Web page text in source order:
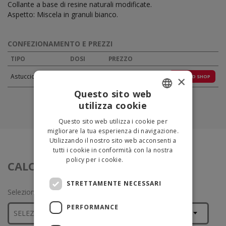
Collante a base di resine naturali modificate.
Aspetto: Miscela in granuli bianco.
CONFEZIONAMENTO E PREZZI
TIPO DOSI PREZZO
Astuccio VAI ALLO SHOP
CALCOLA IL QUANTITATIVO
Seleziona il tipo di superficie e inserisci i mq
ENGLISH
×
Questo sito web
utilizza cookie
Questo sito web utilizza i cookie per
migliorare la tua esperienza di navigazione.
Utilizzando il nostro sito web acconsenti a
tutti i cookie in conformità con la nostra
policy per i cookie.
STRETTAMENTE NECESSARI
PERFORMANCE